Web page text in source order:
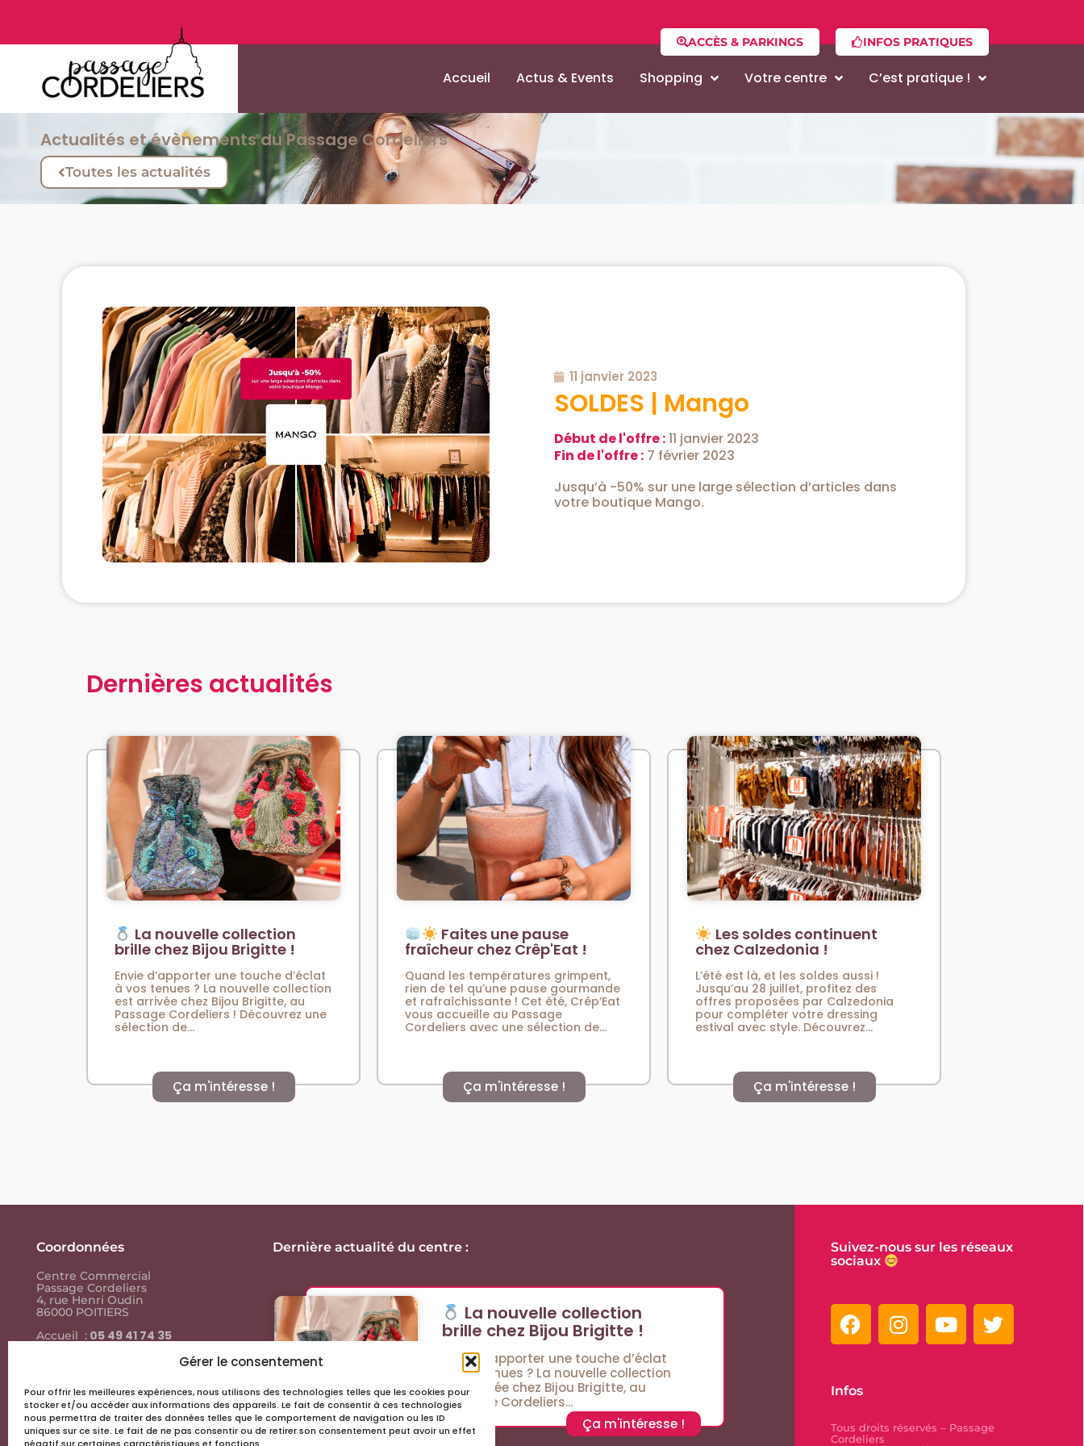
Gérer le consentement
Pour offrir les meilleures expériences, nous utilisons des technologies telles que les cookies pour
stocker et/ou accéder aux informations des appareils. Le fait de consentir à ces technologies
nous permettra de traiter des données telles que le comportement de navigation ou les ID
uniques sur ce site. Le fait de ne pas consentir ou de retirer son consentement peut avoir un effet
ACCÈS & PARKINGS INFOS PRATIQUES
Accueil Actus & Events Shopping Votre centre C’est pratique !
Actualités et évènements du Passage Cordeliers
Toutes les actualités
11 janvier 2023
SOLDES | Mango
Début de l'offre :11 janvier 2023
Fin de l'offre : 7 février 2023
Jusqu’à -50% sur une large sélection d’articles dans
votre boutique Mango.
Dernières actualités
La nouvelle collection
brille chez Bijou Brigitte !
Envie d’apporter une touche d’éclat
à vos tenues ? La nouvelle collection
est arrivée chez Bijou Brigitte, au
Passage Cordeliers ! Découvrez une
sélection de...
Ça m'intéresse !
Faites une pause
fraîcheur chez Crêp'Eat !
Quand les températures grimpent,
rien de tel qu’une pause gourmande
et rafraîchissante ! Cet été, Crêp’Eat
vous accueille au Passage
Cordeliers avec une sélection de...
Ça m'intéresse !
Les soldes continuent
chez Calzedonia !
L’été est là, et les soldes aussi !
Jusqu’au 28 juillet, profitez des
offres proposées par Calzedonia
pour compléter votre dressing
estival avec style. Découvrez...
Ça m'intéresse !
Coordonnées
Centre Commercial
Passage Cordeliers
4, rue Henri Oudin
86000 POITIERS
Accueil : 05 49 41 74 35
Liens utiles
Actus & events
Dernière actualité du centre :
La nouvelle collection
brille chez Bijou Brigitte !
Envie d’apporter une touche d’éclat
à vos tenues ? La nouvelle collection
est arrivée chez Bijou Brigitte, au
Passage Cordeliers...
Ça m'intéresse !
Suivez-nous sur les réseaux
sociaux
Infos
Tous droits réservés – Passage
Cordeliers